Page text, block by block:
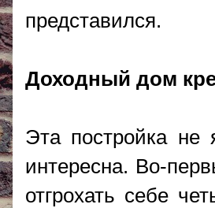
представился.
Доходный дом
Эта постройка не
интересна. Во-
отгрохать себе